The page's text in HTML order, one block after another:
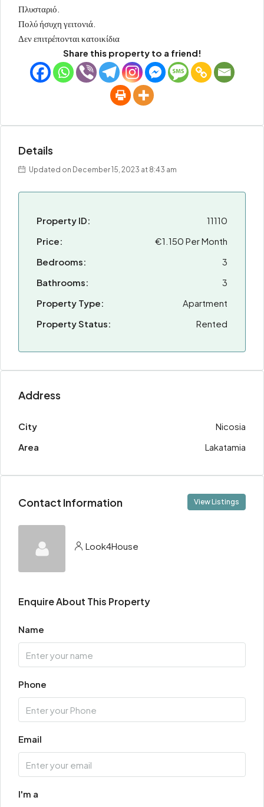
Πλυσταριό.
Πολύ ήσυχη γειτονιά.
Δεν επιτρέπονται κατοικίδια
Share this property to a friend!
Details
Updated on December 15, 2023 at 8:43 am
Property ID:
11110
Price:
€1.150 Per Month
Bedrooms:
3
Bathrooms:
3
Property Type:
Apartment
Property Status:
Rented
Address
City
Nicosia
Area
Lakatamia
Contact Information View Listings
Look4House
Enquire About This Property
Name
Phone
Email
I'm a